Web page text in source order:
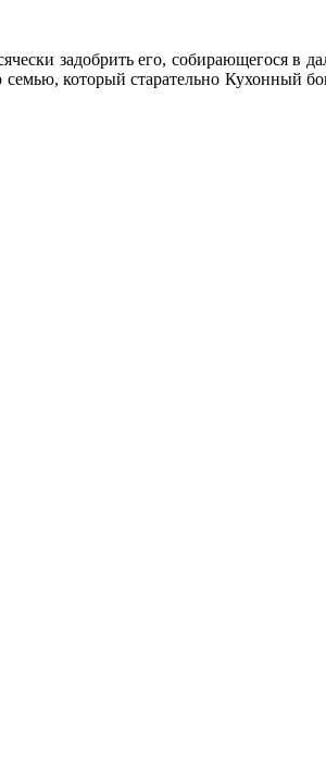
задобрить его, собирающегося в
который старательно Кухонный